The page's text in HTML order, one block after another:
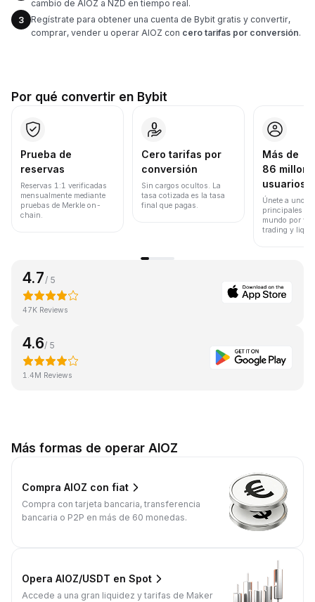
cambio de AIOZ a NZD en tiempo real.
3
Regístrate para obtener una cuenta de Bybit gratis y convertir,
comprar, vender u operar AIOZ con cero tarifas por conversión.
Por qué convertir en Bybit
Prueba de
reservas
Reservas 1:1 verificadas
mensualmente mediante
pruebas de Merkle on-
chain.
Cero tarifas por
conversión
Sin cargos ocultos. La
tasa cotizada es la tasa
final que pagas.
Más de
86
usuarios
Únete a uno
principales
mundo por
trading y
4.7 / 5
47K Reviews
4.6/ 5
1.4M Reviews
Más formas de operar AIOZ
Compra AIOZ con fiat
Compra con tarjeta bancaria, transferencia
bancaria o P2P en más de 60 monedas.
Opera AIOZ/USDT en Spot
Accede a una gran liquidez y tarifas de Maker